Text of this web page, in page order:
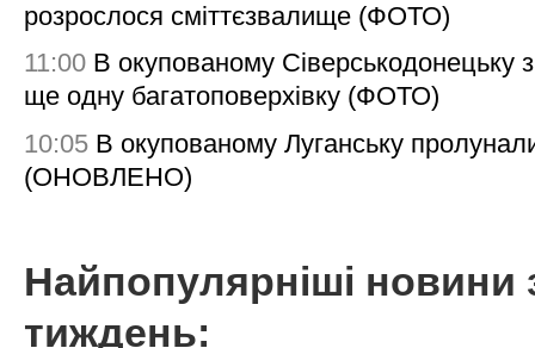
розрослося сміттєзвалище (ФОТО)
11:00 В окупованому Сіверськодонецьку
ще одну багатоповерхівку (ФОТО)
10:05 В окупованому Луганську
(ОНОВЛЕНО)
Найпопулярніші новини
тиждень: